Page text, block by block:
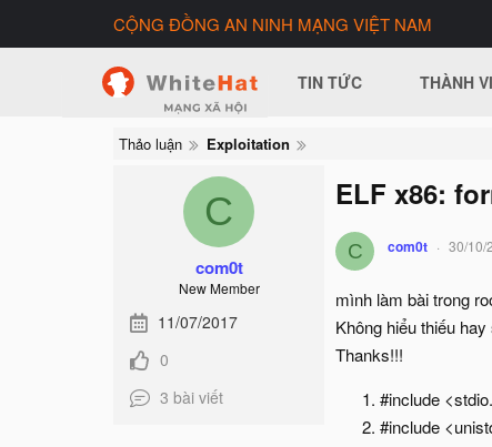
CỘNG ĐỒNG AN NINH MẠNG VIỆT NAM
TIN TỨC THÀNH
Thảo luận Exploitation
C
com0t
New Member
11/07/2017
0
3 bài viết
ELF x86:
C com0t 30/10/
mình làm bài trong
Không hiểu thiếu
Thanks!!!
#include
#include